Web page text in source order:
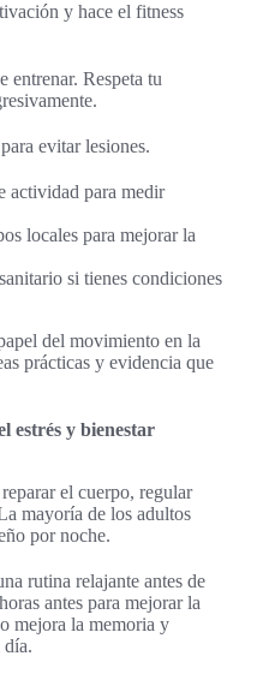
y hace el fitness
entrenar. Respeta tu
evitar lesiones.
actividad para medir
locales para mejorar la
si tienes condiciones
del movimiento en la
prácticas y evidencia que
estrés y bienestar
el cuerpo, regular
mayoría de los adultos
por noche.
rutina relajante antes de
antes para mejorar la
mejora la memoria y
día.